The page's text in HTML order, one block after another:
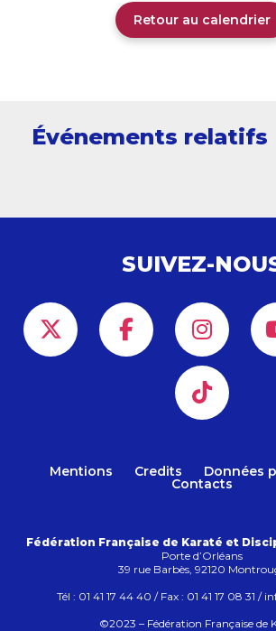
Retour au calendrier
Événements relatifs
SUIVEZ-
Mentions Credits Données
Contacts
Fédération Française de Karaté et
Porte d’Orléans
39 rue Barbès, 92120
Tél : 01 41 17 44 40 / Fax : 01 41 17 08 31 /
©2023 – Fédération Française de